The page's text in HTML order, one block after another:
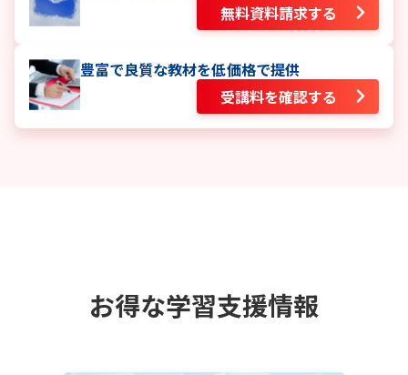
無料資料請求する
豊富で良質な教材を低価格で提供
受講料を確認する
お得な学習支援情報